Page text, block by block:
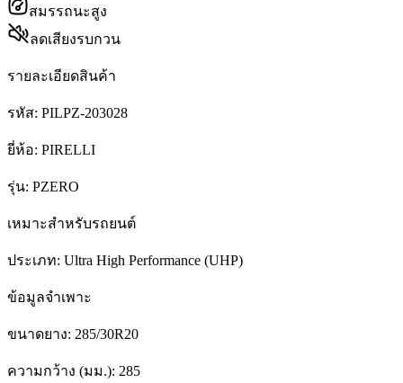
สมรรถนะสูง
ลดเสียงรบกวน
รายละเอียดสินค้า
รหัส: PILPZ-203028
ยี่ห้อ: PIRELLI
รุ่น: PZERO
เหมาะสำหรับรถยนต์
ประเภท: Ultra High Performance (UHP)
ข้อมูลจำเพาะ
ขนาดยาง: 285/30R20
ความกว้าง (มม.): 285